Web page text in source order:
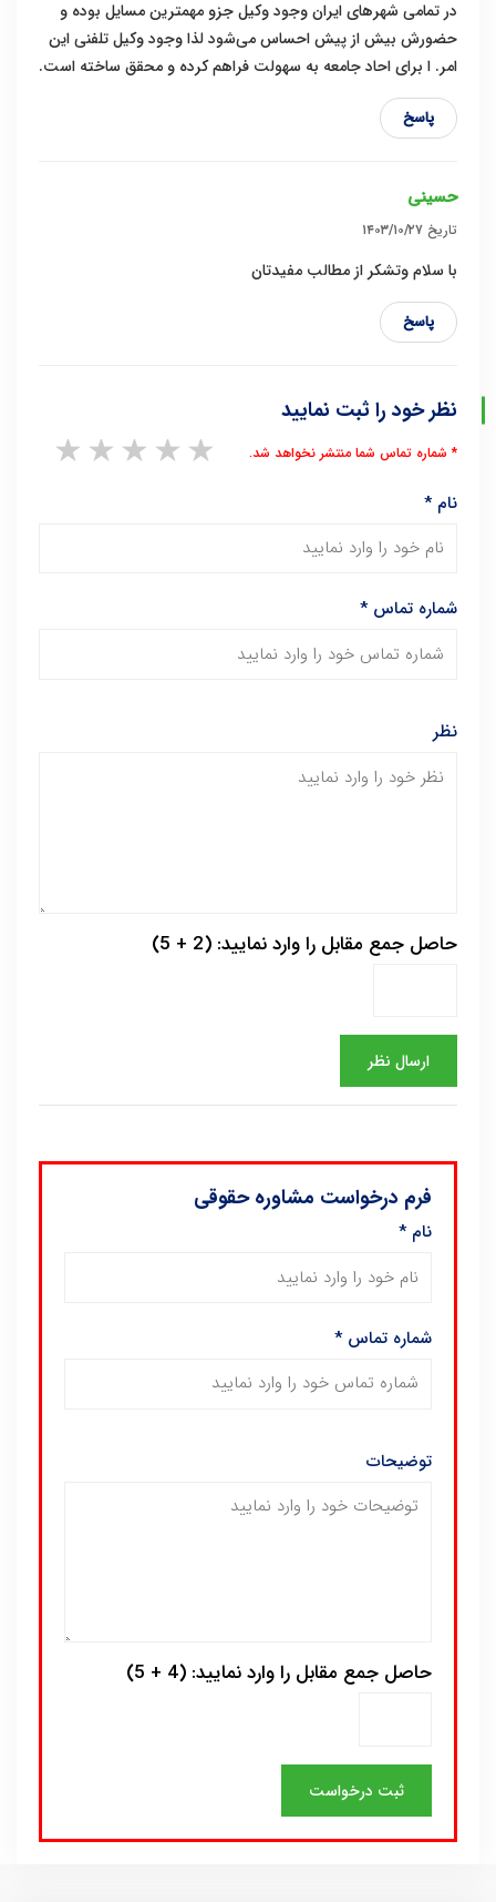
در تمامی شهرهای ایران وجود وکیل جزو مهمترین مسایل بوده و
حضورش بیش از پیش احساس می‌شود لذا وجود وکیل تلفنی این
امر. ا برای احاد جامعه به سهولت فراهم کرده و محقق ساخته است.
پاسخ
حسینی
تاریخ ۱۴۰۳/۱۰/۲۷
با سلام وتشکر از مطالب مفیدتان
پاسخ
نظر خود را ثبت نمایید
5 stars
4 stars
3 stars
2 stars * شماره تماس شما منتشر نخواهد شد.
نام*
شماره تماس*
نظر
حاصل جمع مقابل را وارد نمایید: (2 + 5)
فرم درخواست مشاوره حقوقی
نام*
شماره تماس*
توضیحات
حاصل جمع مقابل را وارد نمایید: (4 + 5)